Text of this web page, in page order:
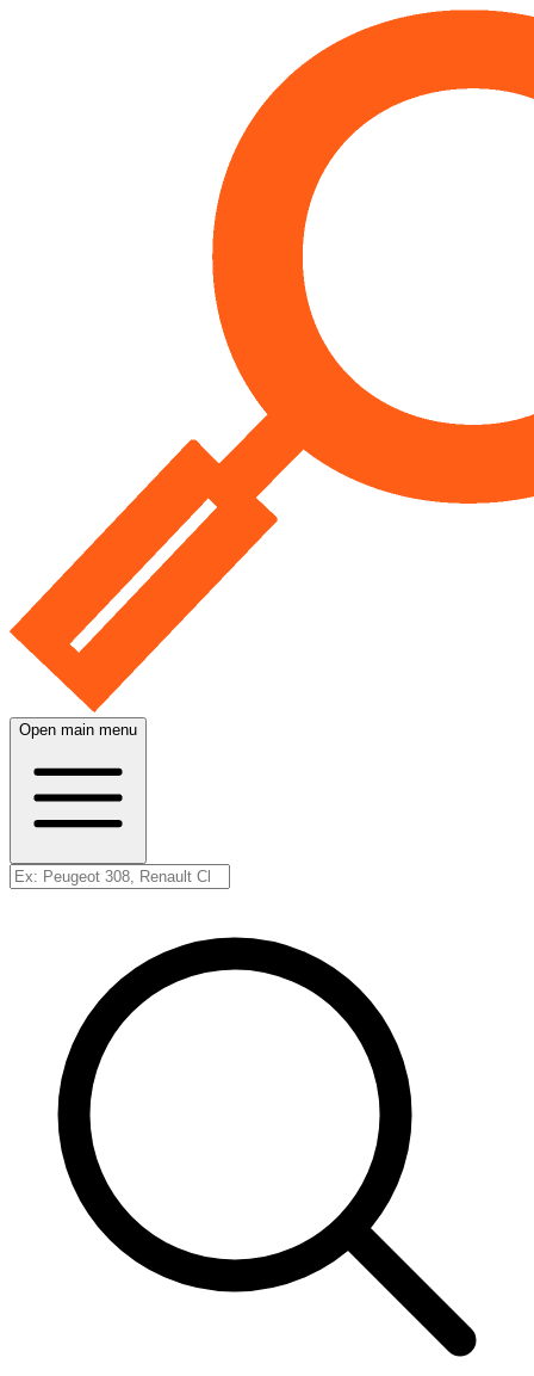
Open main menu